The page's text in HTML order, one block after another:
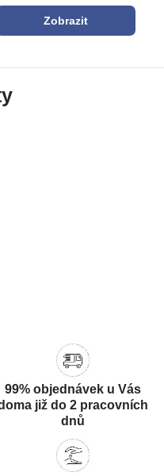
Zobrazit
99% objednávek u Vás
již do 2 pracovních
dnů